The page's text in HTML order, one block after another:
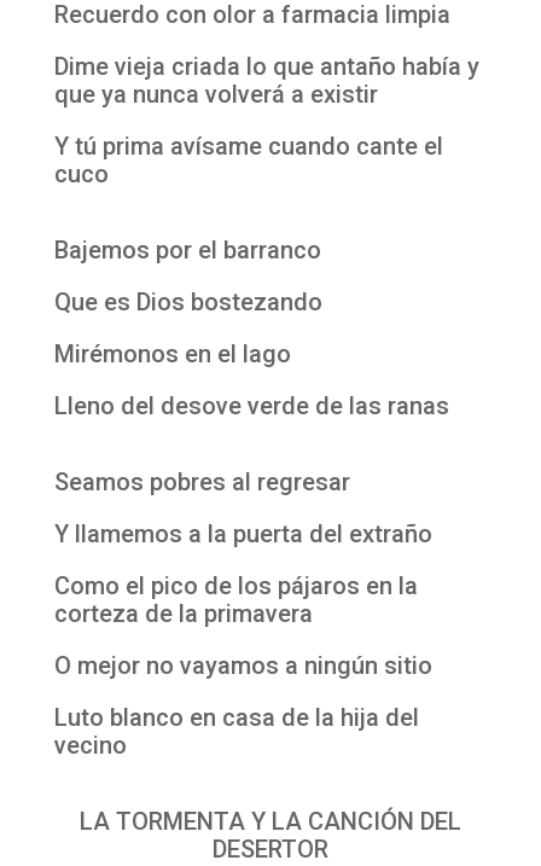
Recuerdo con olor a farmacia limpia
Dime vieja criada lo que antaño había y
que ya nunca volverá a existir
Y tú prima avísame cuando cante el
cuco
Bajemos por el barranco
Que es Dios bostezando
Mirémonos en el lago
Lleno del desove verde de las ranas
Seamos pobres al regresar
Y llamemos a la puerta del extraño
Como el pico de los pájaros en la
corteza de la primavera
O mejor no vayamos a ningún sitio
Luto blanco en casa de la hija del
vecino
LA TORMENTA Y LA CANCIÓN DEL
DESERTOR